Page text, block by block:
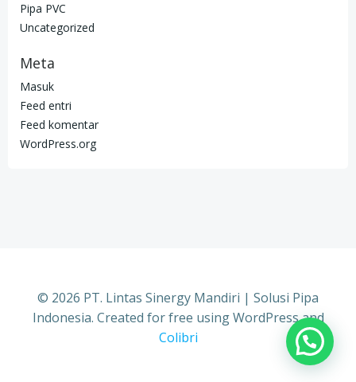
Pipa PVC
Uncategorized
Meta
Masuk
Feed entri
Feed komentar
WordPress.org
© 2026 PT. Lintas Sinergy Mandiri | Solusi Pipa
Indonesia. Created for free using WordPress and
Colibri